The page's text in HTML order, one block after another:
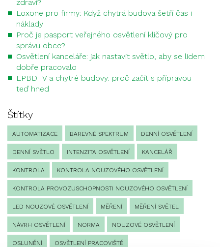
zdraví?
Loxone pro firmy: Když chytrá budova šetří čas i
náklady
Proč je pasport veřejného osvětlení klíčový pro
správu obce?
Osvětlení kanceláře: jak nastavit světlo, aby se lidem
dobře pracovalo
EPBD IV a chytré budovy: proč začít s přípravou
teď hned
Štítky
AUTOMATIZACE BAREVNÉ SPEKTRUM DENNÍ OSVĚTLENÍ
DENNÍ SVĚTLO INTENZITA OSVĚTLENÍ KANCELÁŘ
KONTROLA KONTROLA NOUZOVÉHO OSVĚTLENÍ
KONTROLA PROVOZUSCHOPNOSTI NOUZOVÉHO OSVĚTLENÍ
LED NOUZOVÉ OSVĚTLENÍ MĚŘENÍ MĚŘENÍ SVĚTEL
NÁVRH OSVĚTLENÍ NORMA NOUZOVÉ OSVĚTLENÍ
OSLUNĚNÍ OSVĚTLENÍ PRACOVIŠTĚ